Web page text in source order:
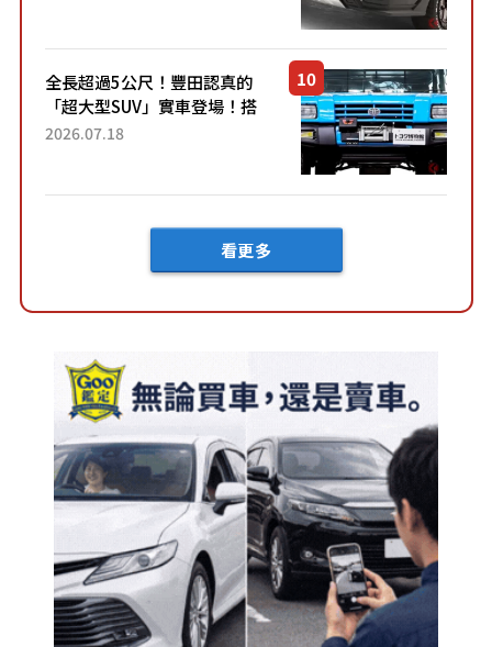
全長超過5公尺！豐田認真的
「超大型SUV」實車登場！搭
載後輪也會轉向的「四輪轉
「Mega C...
2026.07.18
看更多